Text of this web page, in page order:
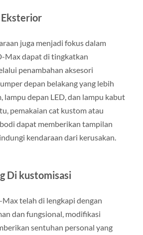
Eksterior
juga menjadi fokus dalam
Max dapat di tingkatkan
penambahan aksesori
depan belakang yang lebih
lampu depan LED, dan lampu kabut
pemakaian cat kustom atau
dapat memberikan tampilan
kendaraan dari kerusakan.
Di kustomisasi
telah di lengkapi dengan
dan fungsional, modifikasi
sentuhan personal yang